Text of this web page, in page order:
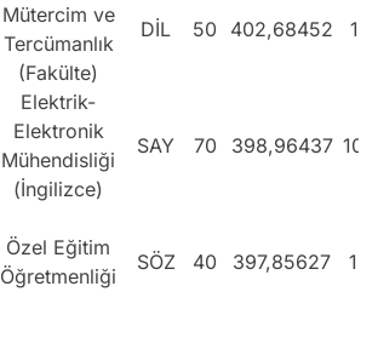
Mütercim ve
Tercümanlık
(Fakülte)
DİL 50 402,68452
Elektrik-
Elektronik
Mühendisliği
(İngilizce)
SAY 70 398,96437
Özel Eğitim
Öğretmenliği
SÖZ 40 397,85627